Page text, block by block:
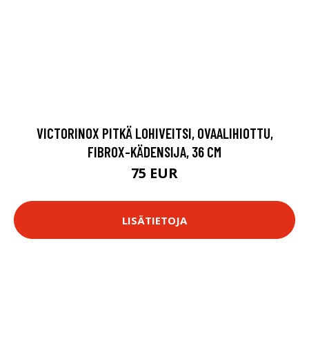
VICTORINOX PITKÄ LOHIVEITSI, OVAALIHIOTTU,
FIBROX-KÄDENSIJA, 36 CM
75 EUR
LISÄTIETOJA